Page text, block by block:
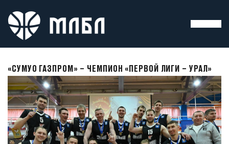
«СУМУО ГАЗПРОМ» – ЧЕМПИОН «ПЕРВОЙ ЛИГИ – УРАЛ»